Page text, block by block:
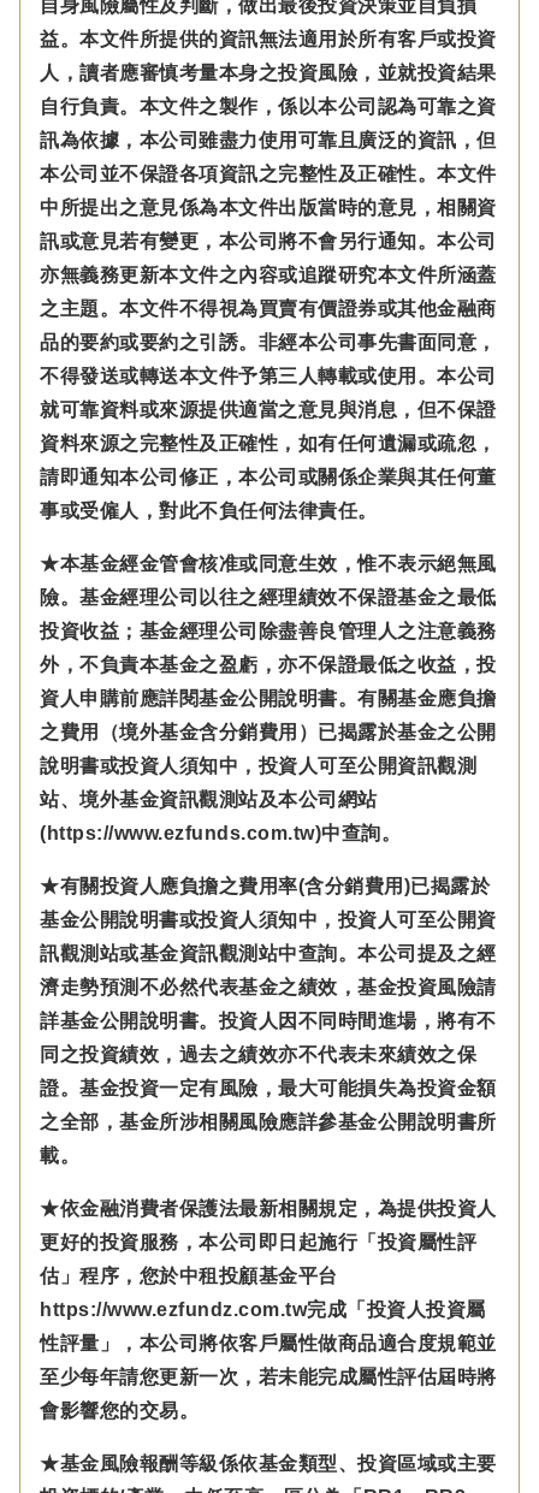
自身風險屬性及判斷，做出最後投資決策並自負損
益。本文件所提供的資訊無法適用於所有客戶或投資
人，讀者應審慎考量本身之投資風險，並就投資結果
自行負責。本文件之製作，係以本公司認為可靠之資
訊為依據，本公司雖盡力使用可靠且廣泛的資訊，但
本公司並不保證各項資訊之完整性及正確性。本文件
中所提出之意見係為本文件出版當時的意見，相關資
訊或意見若有變更，本公司將不會另行通知。本公司
亦無義務更新本文件之內容或追蹤研究本文件所涵蓋
之主題。本文件不得視為買賣有價證券或其他金融商
品的要約或要約之引誘。非經本公司事先書面同意，
不得發送或轉送本文件予第三人轉載或使用。本公司
就可靠資料或來源提供適當之意見與消息，但不保證
資料來源之完整性及正確性，如有任何遺漏或疏忽，
請即通知本公司修正，本公司或關係企業與其任何董
事或受僱人，對此不負任何法律責任。
★本基金經金管會核准或同意生效，惟不表示絕無風
險。基金經理公司以往之經理績效不保證基金之最低
投資收益；基金經理公司除盡善良管理人之注意義務
外，不負責本基金之盈虧，亦不保證最低之收益，投
資人申購前應詳閱基金公開說明書。有關基金應負擔
之費用（境外基金含分銷費用）已揭露於基金之公開
說明書或投資人須知中，投資人可至公開資訊觀測
站、境外基金資訊觀測站及本公司網站
(https://www.ezfunds.com.tw)中查詢。
★有關投資人應負擔之費用率(含分銷費用)已揭露於
基金公開說明書或投資人須知中，投資人可至公開資
訊觀測站或基金資訊觀測站中查詢。本公司提及之經
濟走勢預測不必然代表基金之績效，基金投資風險請
詳基金公開說明書。投資人因不同時間進場，將有不
同之投資績效，過去之績效亦不代表未來績效之保
證。基金投資一定有風險，最大可能損失為投資金額
之全部，基金所涉相關風險應詳參基金公開說明書所
載。
★依金融消費者保護法最新相關規定，為提供投資人
更好的投資服務，本公司即日起施行「投資屬性評
估」程序，您於中租投顧基金平台
https://www.ezfundz.com.tw完成「投資人投資屬
性評量」，本公司將依客戶屬性做商品適合度規範並
至少每年請您更新一次，若未能完成屬性評估屆時將
會影響您的交易。
★基金風險報酬等級係依基金類型、投資區域或主要